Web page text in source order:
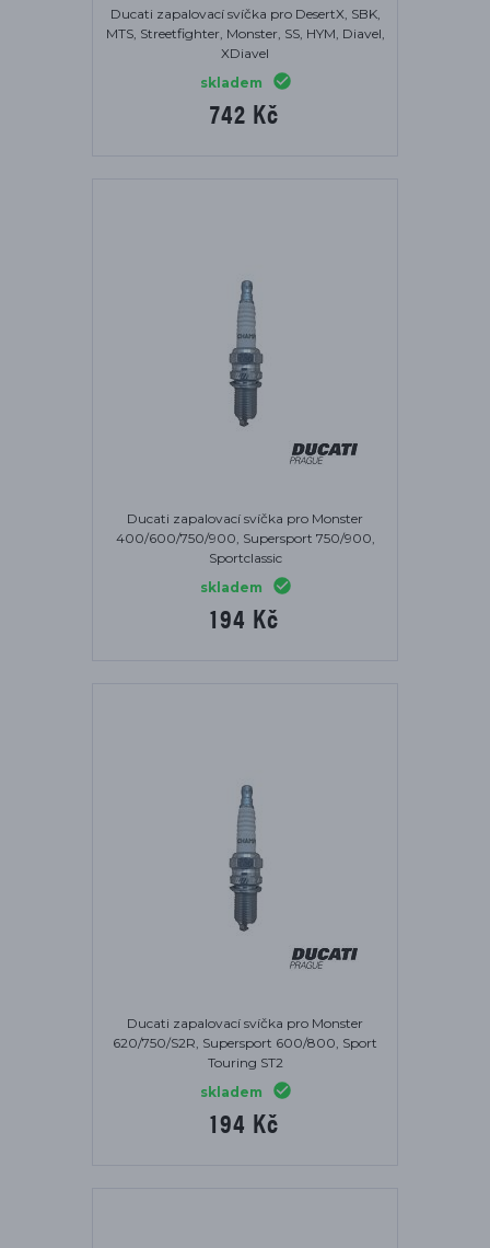
Ducati zapalovací svíčka pro DesertX, SBK,
MTS, Streetfighter, Monster, SS, HYM, Diavel,
XDiavel
skladem
742 Kč
Ducati zapalovací svíčka pro Monster
400/600/750/900, Supersport 750/900,
Sportclassic
skladem
194 Kč
Ducati zapalovací svíčka pro Monster
620/750/S2R, Supersport 600/800, Sport
Touring ST2
skladem
194 Kč